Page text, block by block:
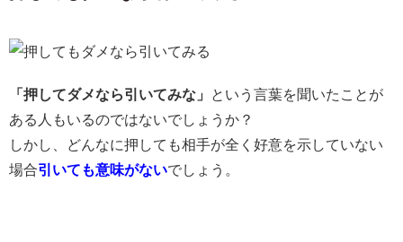
「押してダメなら引いてみな」 という言葉を聞いたことが
ある人もいるのではないでしょうか？
しかし、どんなに押しても相手が全く好意を示していない
場合引いても意味がないでしょう。